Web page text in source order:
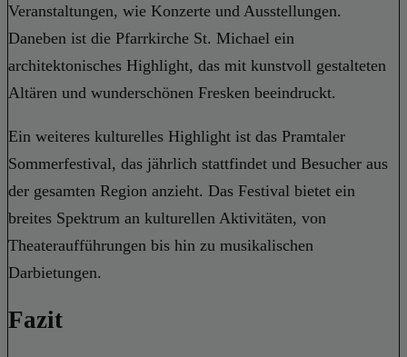
Veranstaltungen, wie Konzerte und Ausstellungen.
Daneben ist die Pfarrkirche St. Michael ein
architektonisches Highlight, das mit kunstvoll gestalteten
Altären und wunderschönen Fresken beeindruckt.
Ein weiteres kulturelles Highlight ist das Pramtaler
Sommerfestival, das jährlich stattfindet und Besucher aus
der gesamten Region anzieht. Das Festival bietet ein
breites Spektrum an kulturellen Aktivitäten, von
Theateraufführungen bis hin zu musikalischen
Darbietungen.
Fazit